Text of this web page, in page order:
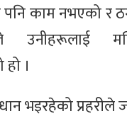
काम नभएको र
उनीहरूलाई
।
भइरहेको प्रहरीले